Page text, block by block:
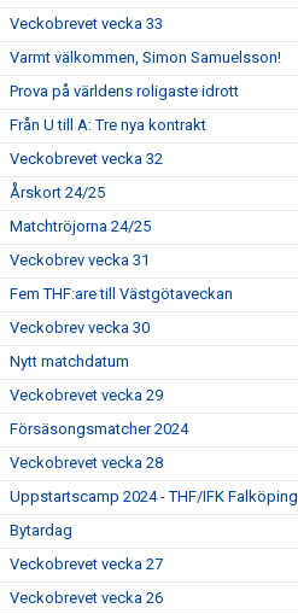
Veckobrevet vecka 33
Varmt välkommen, Simon Samuelsson!
Prova på världens roligaste idrott
Från U till A: Tre nya kontrakt
Veckobrevet vecka 32
Årskort 24/25
Matchtröjorna 24/25
Veckobrev vecka 31
Fem THF:are till Västgötaveckan
Veckobrev vecka 30
Nytt matchdatum
Veckobrevet vecka 29
Försäsongsmatcher 2024
Veckobrevet vecka 28
Uppstartscamp 2024 - THF/IFK Falköping
Bytardag
Veckobrevet vecka 27
Veckobrevet vecka 26